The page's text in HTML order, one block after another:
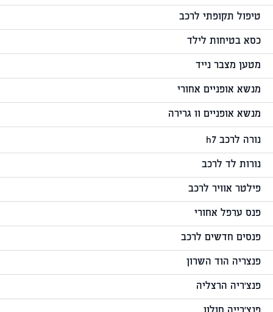
טיפול תקופתי לרכב
כסא בטיחות לילד
מטען מצבר נייד
מנשא אופניים אחורי
מנשא אופניים וו גרירה
נורה לרכב h7
נורות לד לרכב
פילטר אוויר לרכב
פנס ערפל אחורי
פנסים חדשים לרכב
פנצריה הוד השרון
פנצ'ריה הרצליה